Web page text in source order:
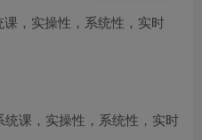
课，​实操性，系统性，实时